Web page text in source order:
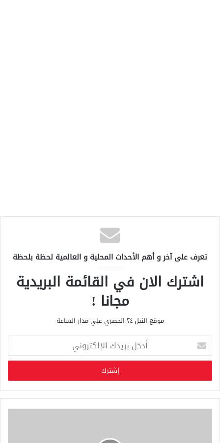
تعرف على آخر و أهم الأحداث المحلية و العالمية لحظة بلحظة
اشترك الان في القائمة البريدية
مجانا !
موقع النيل ٢٤ الحصري علي مدار الساعة
خ
ب
ر
ي